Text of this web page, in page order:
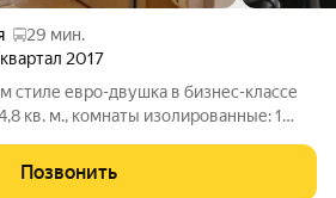
29 мин.
2017
стиле евро-двушка в бизнес-классе
кв. м., комнаты изолированные: 1
есть гардеробная, просторная
Позвонить